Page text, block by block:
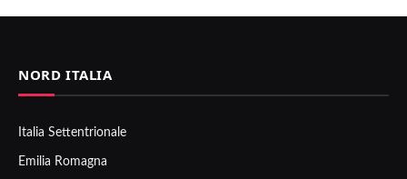
NORD ITALIA
Italia Settentrionale
Emilia Romagna